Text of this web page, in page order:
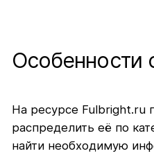
Особенности
На ресурсе Fulbright.ru
распределить её по
найти необходимую